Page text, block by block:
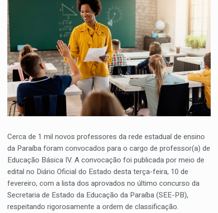
Cerca de 1 mil novos professores da rede estadual de ensino
da Paraíba foram convocados para o cargo de professor(a) de
Educação Básica IV. A convocação foi publicada por meio de
edital no Diário Oficial do Estado desta terça-feira, 10 de
fevereiro, com a lista dos aprovados no último concurso da
Secretaria de Estado da Educação da Paraíba (SEE-PB),
respeitando rigorosamente a ordem de classificação.